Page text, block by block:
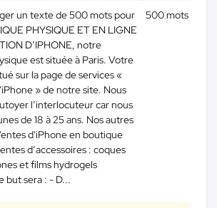
un texte de 500 mots pour
PHYSIQUE ET EN LIGNE
D’IPHONE, notre
est située à Paris. Votre
sur la page de services «
» de notre site. Nous
l’interlocuteur car nous
de 18 à 25 ans. Nos autres
d'iPhone en boutique
d’accessoires : coques
et films hydrogels
but sera : - D...
500 mots